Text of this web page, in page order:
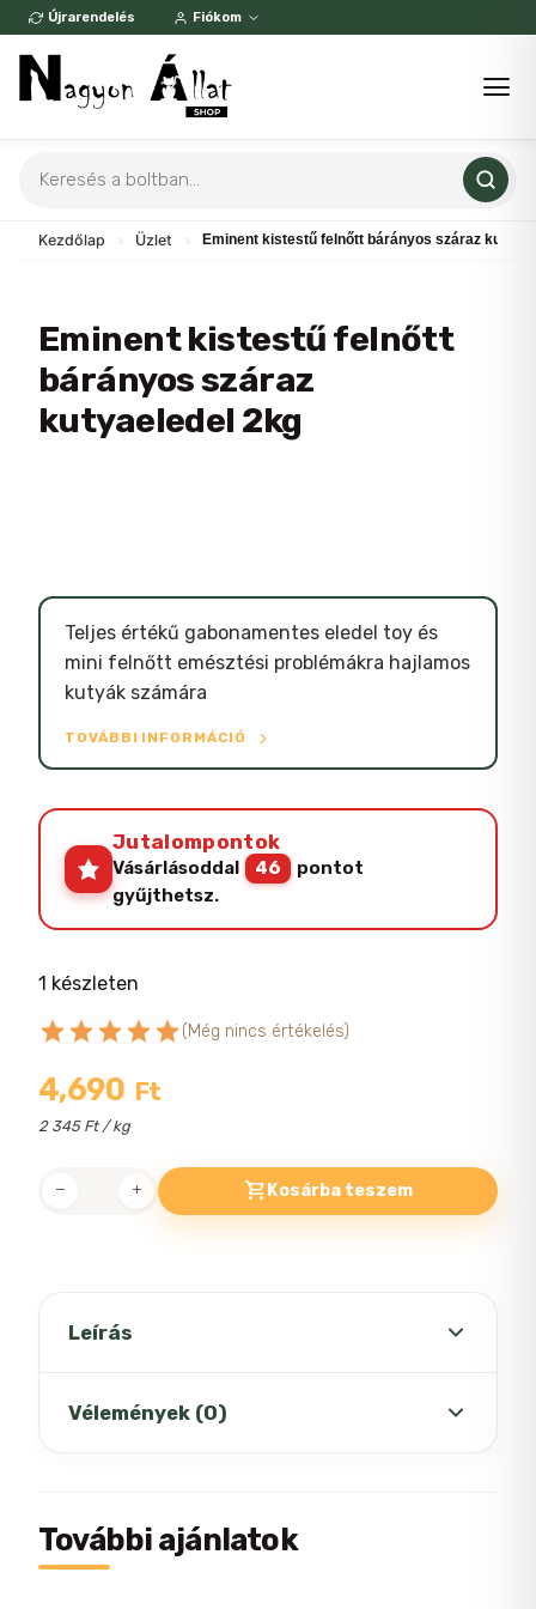
Skip
content
Újrarendelés Fiókom
search
Kezdőlap Üzlet Eminent kistestű felnőtt bárányos száraz
Eminent kistestű felnőtt
bárányos száraz
kutyaeledel 2kg
starstarstarstarstar(Még nincs értékelés)
4,690 Ft
2 345 Ft / kg
Teljes értékű gabonamentes eledel toy és
mini felnőtt emésztési problémákra hajlamos
kutyák számára
TOVÁBBI INFORMÁCIÓ
Jutalompontok
Vásárlásoddal 46
pontot
gyűjthetsz.
1 készleten
száraz
mennyiség
Kosárba teszem
Leírás
toy- és miniatűr kutyafajták számára
A magas bárányhús- és bárányfehérje-
tartalom tápanyagokkal látja el kutyáját,
Vélemények (0)
Még nincsenek értékelések.
További ajánlatok